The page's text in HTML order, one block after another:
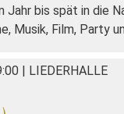
Jahr bis spät in die
Musik, Film, Party
| LIEDERHALLE